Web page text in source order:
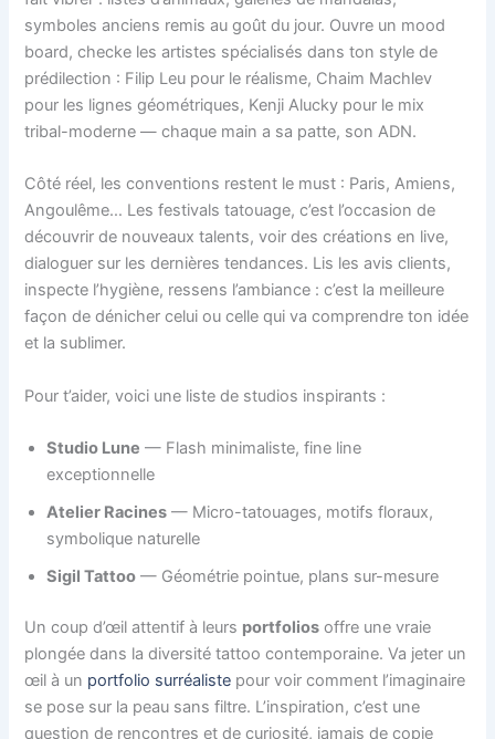
symboles anciens remis au goût du jour. Ouvre un mood
board, checke les artistes spécialisés dans ton style de
prédilection : Filip Leu pour le réalisme, Chaim Machlev
pour les lignes géométriques, Kenji Alucky pour le mix
tribal-moderne — chaque main a sa patte, son ADN.
Côté réel, les conventions restent le must : Paris, Amiens,
Angoulême… Les festivals tatouage, c’est l’occasion de
découvrir de nouveaux talents, voir des créations en live,
dialoguer sur les dernières tendances. Lis les avis clients,
inspecte l’hygiène, ressens l’ambiance : c’est la meilleure
façon de dénicher celui ou celle qui va comprendre ton idée
et la sublimer.
Pour t’aider, voici une liste de studios inspirants :
Studio Lune — Flash minimaliste, fine line
exceptionnelle
Atelier Racines — Micro-tatouages, motifs floraux,
symbolique naturelle
Sigil Tattoo — Géométrie pointue, plans sur-mesure
Un coup d’œil attentif à leurs portfolios offre une vraie
plongée dans la diversité tattoo contemporaine. Va jeter un
œil à un portfolio surréaliste pour voir comment l’imaginaire
se pose sur la peau sans filtre. L’inspiration, c’est une
question de rencontres et de curiosité, jamais de copie